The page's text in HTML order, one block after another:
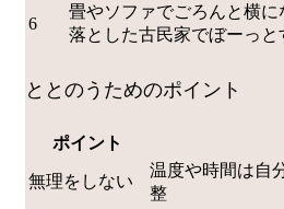
6
畳やソファでごろんと横に
落とした古民家でぼーっと
ととのうためのポイント
ポイント
無理をしない
温度や時間は自
整